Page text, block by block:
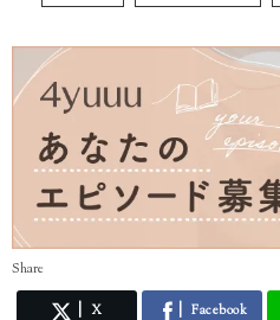
Share
X Facebook